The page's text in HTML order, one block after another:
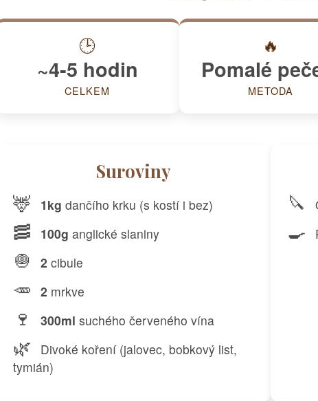
🕒
~4-5 hodin
CELKEM
🔥
Pomalé
METODA
Suroviny
🦌 1kg dančího krku (s kostí i bez)
🥓 100g anglické slaniny
🧅 2 cibule
🥕 2 mrkve
🍷 300ml suchého červeného vína
🌿
Divoké koření (jalovec, bobkový list,
tymián)
🔪
🍳